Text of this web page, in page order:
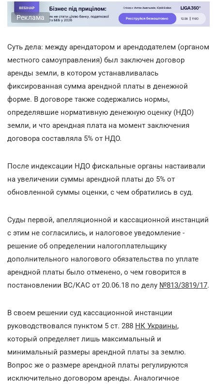
Реклама
Суть дела: между арендатором и арендодателем (органом
местного самоуправления) был заключен договор
аренды земли, в котором устанавливалась
фиксированная сумма арендной платы в денежной
форме. В договоре также содержались нормы,
определявшие нормативную денежную оценку (НДО)
земли, и что арендная плата на момент заключения
договора составляла 5% от НДО.
После индексации НДО фискальные органы настаивали
на увеличении суммы арендной платы до 5% от
обновленной суммы оценки, с чем обратились в суд.
Суды первой, апелляционной и кассационной инстанций
с этим не согласились, и налоговое уведомление -
решение об определении налогоплательщику
дополнительного налогового обязательства по уплате
арендной платы было отменено, о чем говорится в
постановлении ВС/КАС от 20.06.18 по делу №813/3819/17.
В своем решении суд кассационной инстанции
руководствовался пунктом 5 ст. 288 НК Украины,
который определяет лишь максимальный и
минимальный размеры арендной платы за землю.
Вопрос же о размере арендной платы регулируются
исключительно договором аренды. Аналогичное